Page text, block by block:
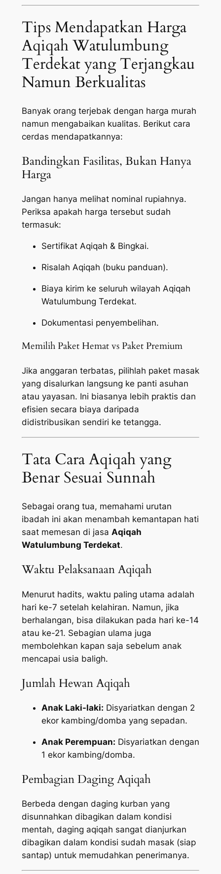
Tips Mendapatkan Harga
Aqiqah Watulumbung
Terdekat yang Terjangkau
Namun Berkualitas
Banyak orang terjebak dengan harga murah
namun mengabaikan kualitas. Berikut cara
cerdas mendapatkannya:
Bandingkan Fasilitas, Bukan Hanya
Harga
Jangan hanya melihat nominal rupiahnya.
Periksa apakah harga tersebut sudah
termasuk:
Sertifikat Aqiqah & Bingkai.
Risalah Aqiqah (buku panduan).
Biaya kirim ke seluruh wilayah Aqiqah
Watulumbung Terdekat.
Dokumentasi penyembelihan.
Memilih Paket Hemat vs Paket Premium
Jika anggaran terbatas, pilihlah paket masak
yang disalurkan langsung ke panti asuhan
atau yayasan. Ini biasanya lebih praktis dan
efisien secara biaya daripada
didistribusikan sendiri ke tetangga.
Tata Cara Aqiqah yang
Benar Sesuai Sunnah
Sebagai orang tua, memahami urutan
ibadah ini akan menambah kemantapan hati
saat memesan di jasa Aqiqah
Watulumbung Terdekat.
Waktu Pelaksanaan Aqiqah
Menurut hadits, waktu paling utama adalah
hari ke-7 setelah kelahiran. Namun, jika
berhalangan, bisa dilakukan pada hari ke-14
atau ke-21. Sebagian ulama juga
membolehkan kapan saja sebelum anak
mencapai usia baligh.
Jumlah Hewan Aqiqah
Anak Laki-laki: Disyariatkan dengan 2
ekor kambing/domba yang sepadan.
Anak Perempuan: Disyariatkan dengan
1 ekor kambing/domba.
Pembagian Daging Aqiqah
Berbeda dengan daging kurban yang
disunnahkan dibagikan dalam kondisi
mentah, daging aqiqah sangat dianjurkan
dibagikan dalam kondisi sudah masak (siap
santap) untuk memudahkan penerimanya.